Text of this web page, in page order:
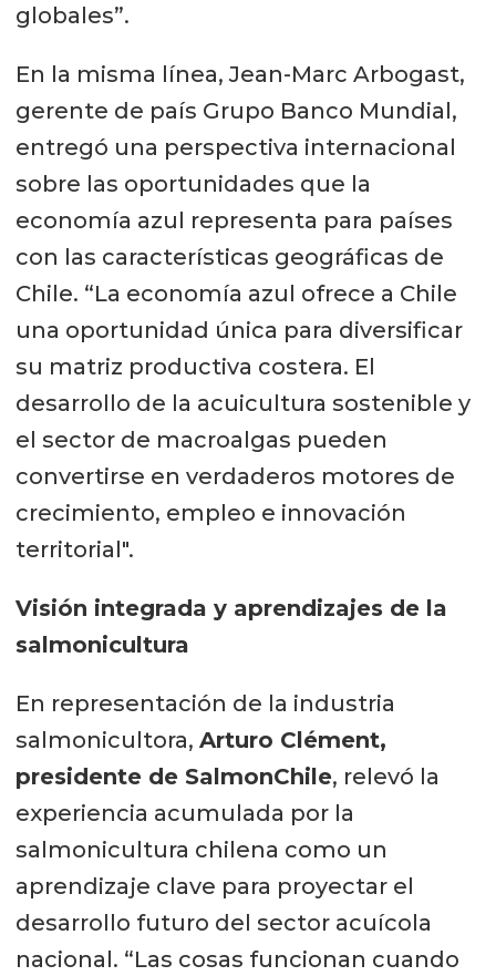
globales”.
En la misma línea, Jean-Marc Arbogast,
gerente de país Grupo Banco Mundial,
entregó una perspectiva internacional
sobre las oportunidades que la
economía azul representa para países
con las características geográficas de
Chile. “La economía azul ofrece a Chile
una oportunidad única para diversificar
su matriz productiva costera. El
desarrollo de la acuicultura sostenible y
el sector de macroalgas pueden
convertirse en verdaderos motores de
crecimiento, empleo e innovación
territorial".
Visión integrada y aprendizajes de la
salmonicultura
En representación de la industria
salmonicultora, Arturo Clément,
presidente de SalmonChile, relevó la
experiencia acumulada por la
salmonicultura chilena como un
aprendizaje clave para proyectar el
desarrollo futuro del sector acuícola
nacional. “Las cosas funcionan cuando